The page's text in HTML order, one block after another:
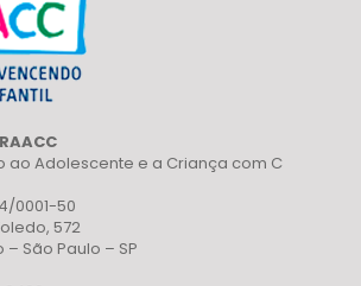
ao Adolescente e a Criança com C
0001-50
572
São Paulo – SP